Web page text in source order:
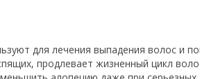
для лечения выпадения волос и
продлевает жизненный цикл